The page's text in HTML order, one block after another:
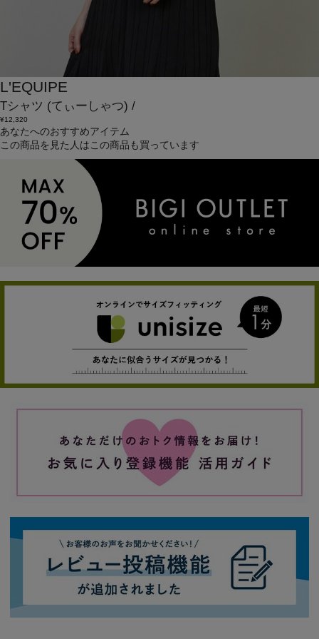
L'EQUIPE
Tシャツ (てぃーしゃつ) /
¥12,320
あなたへのおすすめアイテム
この商品を見た人はこの商品も買っています